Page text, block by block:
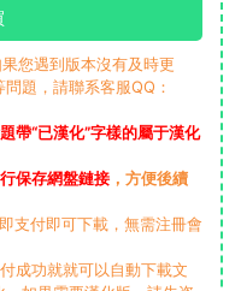
您遇到版本沒有及時更
題，請聯系客服QQ：
帶“已漢化”字樣的屬于漢化
保存網盤鏈接 ，方便後續
支付即可下載，無需注冊會
成功就就可以自動下載文